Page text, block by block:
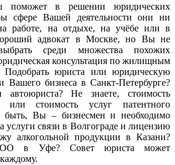
поможет в решении юридических
сфере Вашей деятельности они ни
работе, на отдыхе, на учёбе или в
хороший адвокат в Москве, но Вы не
среди множества похожих
консультация по жилищным
Подобрать юриста или юридическую
Вашего бизнеса в Санкт-Петербурге?
автоюриста? Не знаете, стоимость
или стоимость услуг патентного
быть, Вы – бизнесмен и необходимо
услуги связи в Волгограде и лицензию
алкогольной продукции в Казани?
ООО в Уфе? Совет юриста может